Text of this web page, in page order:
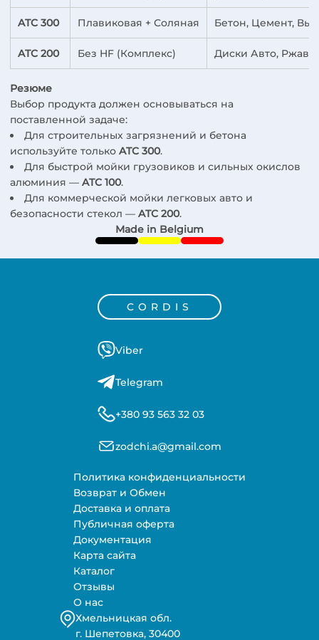
ATC 300 Плавиковая + Соляная Бетон, Цемент,
ATC 200 Без HF (Комплекс) Диски Авто,
Резюме
Выбор продукта должен основываться на
поставленной задаче:
Для строительных загрязнений и бетона
используйте толькоATC 300.
Для быстрой мойки грузовиков и сильных окислов
алюминия —ATC 100.
Для коммерческой мойки легковых авто и
безопасности стекол —ATC 200.
Made in Belgium
CORDIS
Viber
Telegram
+380 93 563 32 03
zodchi.a@gmail.com
Политика конфиденциальности
Возврат и Обмен
Доставка и оплата
Публичная оферта
Документация
Карта сайта
Каталог
Отзывы
О нас
Хмельницкая обл.
г. Шепетовка, 30400